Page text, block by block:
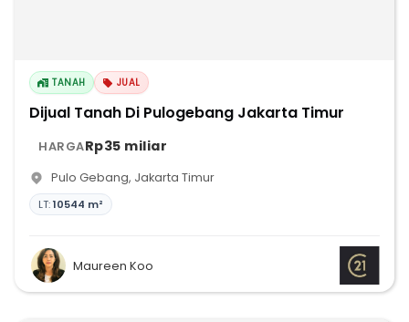
TANAH JUAL
Dijual Tanah Di Pulogebang Jakarta Timur
HARGARp35 miliar
Pulo Gebang, Jakarta Timur
LT:10544 m²
Maureen Koo